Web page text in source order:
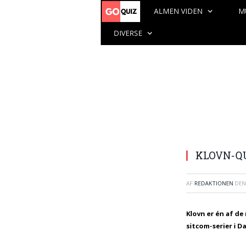
ALMEN VIDEN
DIVERSE
KLOVN-
AF REDAKTIONEN DEN
Klovn er én af
sitcom-serier i